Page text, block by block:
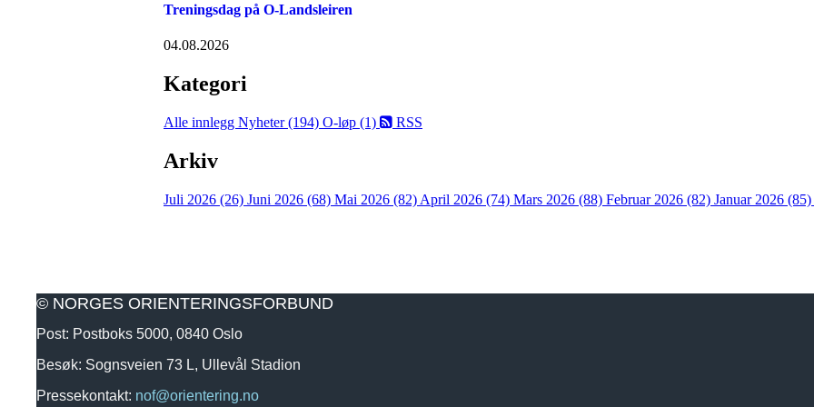
Treningsdag på O-Landsleiren
04.08.2026
Kategori
Alle innlegg Nyheter (194) O-løp (1) RSS
Arkiv
Juli 2026 (26) Juni 2026 (68) Mai 2026 (82) April 2026 (74) Mars 2026 (88) Februar 2026 (82) Januar 2026 (85)
© NORGES ORIENTERINGSFORBUND
Post: Postboks 5000, 0840 Oslo
Besøk: Sognsveien 73 L, Ullevål Stadion
Pressekontakt: nof@orientering.no